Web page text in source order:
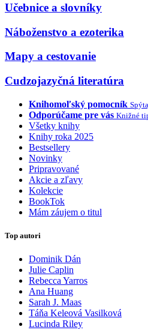
Učebnice a slovníky
Náboženstvo a ezoterika
Mapy a cestovanie
Cudzojazyčná literatúra
Knihomoľský pomocník
Odporúčame pre vás Knižné
Všetky knihy
Knihy roka 2025
Bestsellery
Novinky
Pripravované
Akcie a zľavy
Kolekcie
BookTok
Mám záujem o titul
Top autori
Dominik Dán
Julie Caplin
Rebecca Yarros
Ana Huang
Sarah J. Maas
Táňa Keleová Vasilková
Lucinda Riley